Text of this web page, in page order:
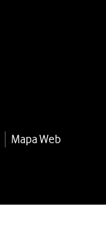
Mapa Web